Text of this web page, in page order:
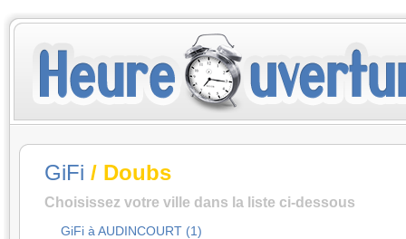
GiFi / Doubs
Choisissez votre ville dans la liste ci-dessous
GiFi à AUDINCOURT (1)